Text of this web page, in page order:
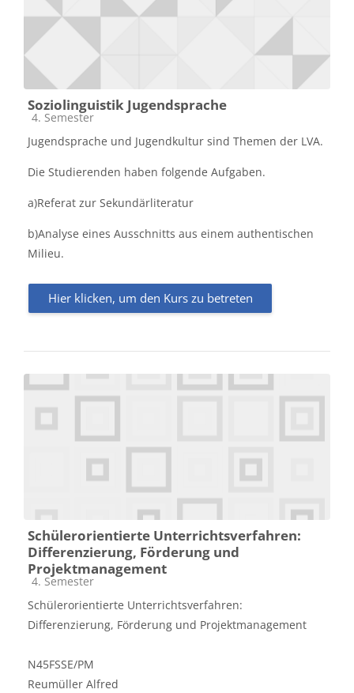
Soziolinguistik Jugendsprache
Kursbereich
4. Semester
Jugendsprache und Jugendkultur sind Themen der LVA.
Die Studierenden haben folgende Aufgaben.
a)Referat zur Sekundärliteratur
b)Analyse eines Ausschnitts aus einem authentischen
Milieu.
Hier klicken, um den Kurs zu betreten
Schülerorientierte Unterrichtsverfahren:
Differenzierung, Förderung und
Projektmanagement
Kursbereich
4. Semester
Schülerorientierte Unterrichtsverfahren:
Differenzierung, Förderung und Projektmanagement
N45FSSE/PM
Reumüller Alfred